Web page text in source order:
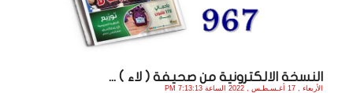
النسخة الالكترونية من صحيفة ( لاء ) ...
الأربعاء , 17 أغـسـطـس , 2022 الساعة 7:13:13 PM